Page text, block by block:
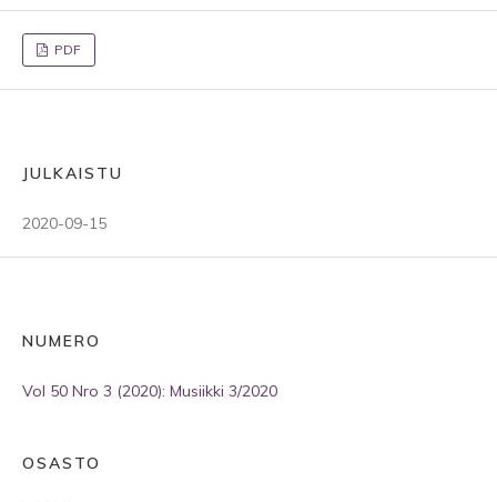
PDF
JULKAISTU
2020-09-15
NUMERO
Vol 50 Nro 3 (2020): Musiikki 3/2020
OSASTO